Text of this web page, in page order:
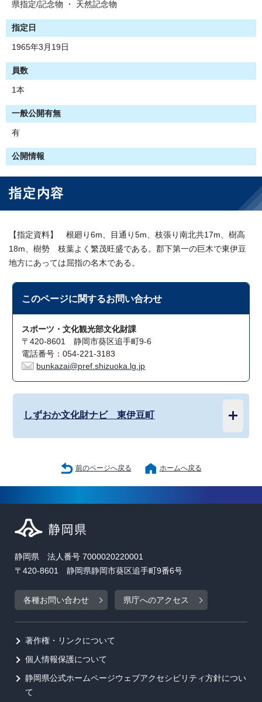
県指定/記念物 ・ 天然記念物
指定日
1965年3月19日
員数
1本
一般公開有無
有
公開情報
指定内容
【指定資料】 根廻り6m、目通り5m、枝張り南北共17m、樹高
18m、樹勢 枝葉よく繁茂旺盛である。郡下第一の巨木で東伊豆
地方にあっては屈指の名木である。
このページに関するお問い合わせ
スポーツ・文化観光部文化財課
〒420-8601 静岡市葵区追手町9-6
電話番号：054-221-3183
bunkazai@pref.shizuoka.lg.jp
しずおか文化財ナビ 東伊豆町
前のページへ戻る ホームへ戻る
静岡県 法人番号 7000020220001
〒420-8601 静岡県静岡市葵区追手町9番6号
各種お問い合わせ 県庁へのアクセス
著作権・リンクについて
個人情報保護について
静岡県公式ホームページウェブアクセシビリティ方針につい
て